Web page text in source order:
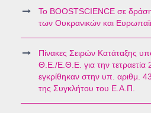
Το BOOSTSCIENCE σε
των Ουκρανικών και
Πίνακες Σειρών Κατάταξης
Θ.Ε./Ε.Θ.Ε. για την
εγκρίθηκαν στην υπ. αριθμ.
της Συγκλήτου του Ε.Α.Π.